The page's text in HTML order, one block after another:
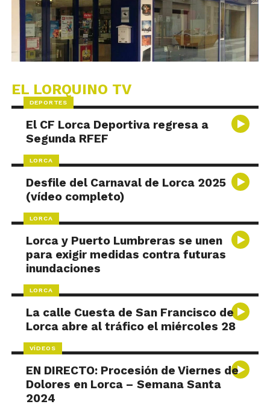
EL LORQUINO TV
DEPORTES
El CF Lorca Deportiva regresa a
Segunda RFEF
LORCA
Desfile del Carnaval de Lorca 2025
(vídeo completo)
LORCA
Lorca y Puerto Lumbreras se unen
para exigir medidas contra futuras
inundaciones
LORCA
La calle Cuesta de San Francisco de
Lorca abre al tráfico el miércoles 28
VÍDEOS
EN DIRECTO: Procesión de Viernes de
Dolores en Lorca – Semana Santa
2024